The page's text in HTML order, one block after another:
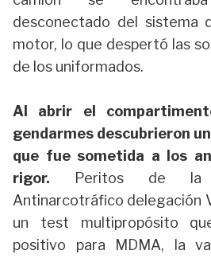
desconectado del sistema
motor, lo que despertó las
de los uniformados.
Al abrir el
gendarmes descubrieron
que fue sometida a los
rigor. Peritos de la
Antinarcotráfico delegación
un test multipropósito
positivo para MDMA, la